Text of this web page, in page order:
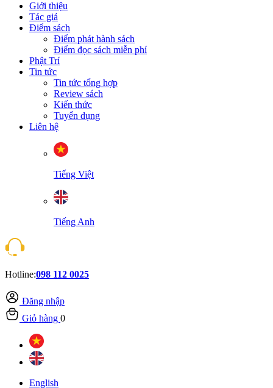
Giới thiệu
Tác giả
Điểm sách
Điểm phát hành sách
Điểm đọc sách miễn phí
Phật Trí
Tin tức
Tin tức tổng hợp
Review sách
Kiến thức
Tuyển dụng
Liên hệ
Tiếng Việt
Tiếng Anh
Hotline:098 112 0025
Đăng nhập
Giỏ hàng 0
English